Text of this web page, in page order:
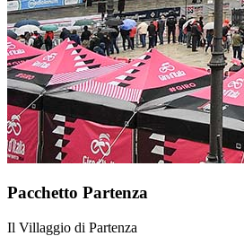
Pacchetto Partenza
Il Villaggio di Partenza